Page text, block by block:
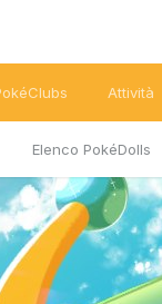
Elenco PokéDolls
Attività